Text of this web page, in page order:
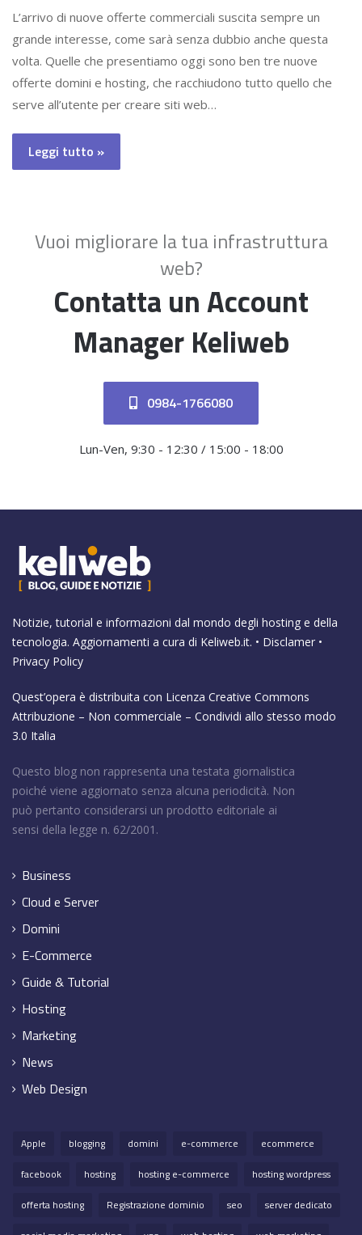
L’arrivo di nuove offerte commerciali suscita sempre un
grande interesse, come sarà senza dubbio anche questa
volta. Quelle che presentiamo oggi sono ben tre nuove
offerte domini e hosting, che racchiudono tutto quello che
serve all’utente per creare siti web…
Leggi tutto »
Vuoi migliorare la tua infrastruttura
web?
Contatta un Account
Manager Keliweb
0984-1766080
Lun-Ven, 9:30 - 12:30 / 15:00 - 18:00
Notizie, tutorial e informazioni dal mondo degli hosting e della
tecnologia. Aggiornamenti a cura di Keliweb.it. • Disclamer •
Privacy Policy
Quest’opera è distribuita con Licenza Creative Commons
Attribuzione – Non commerciale – Condividi allo stesso modo
3.0 Italia
Questo blog non rappresenta una testata giornalistica
poiché viene aggiornato senza alcuna periodicità. Non
può pertanto considerarsi un prodotto editoriale ai
sensi della legge n. 62/2001.
Business
Cloud e Server
Domini
E-Commerce
Guide & Tutorial
Hosting
Marketing
News
Web Design
Apple blogging domini e-commerce
ecommerce
facebook
hosting hosting e-commerce
hosting wordpress
offerta hosting
Registrazione dominio seo
server dedicato